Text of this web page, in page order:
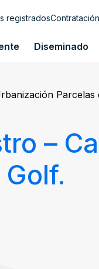
registrados
Diseminado
Parcelas
–